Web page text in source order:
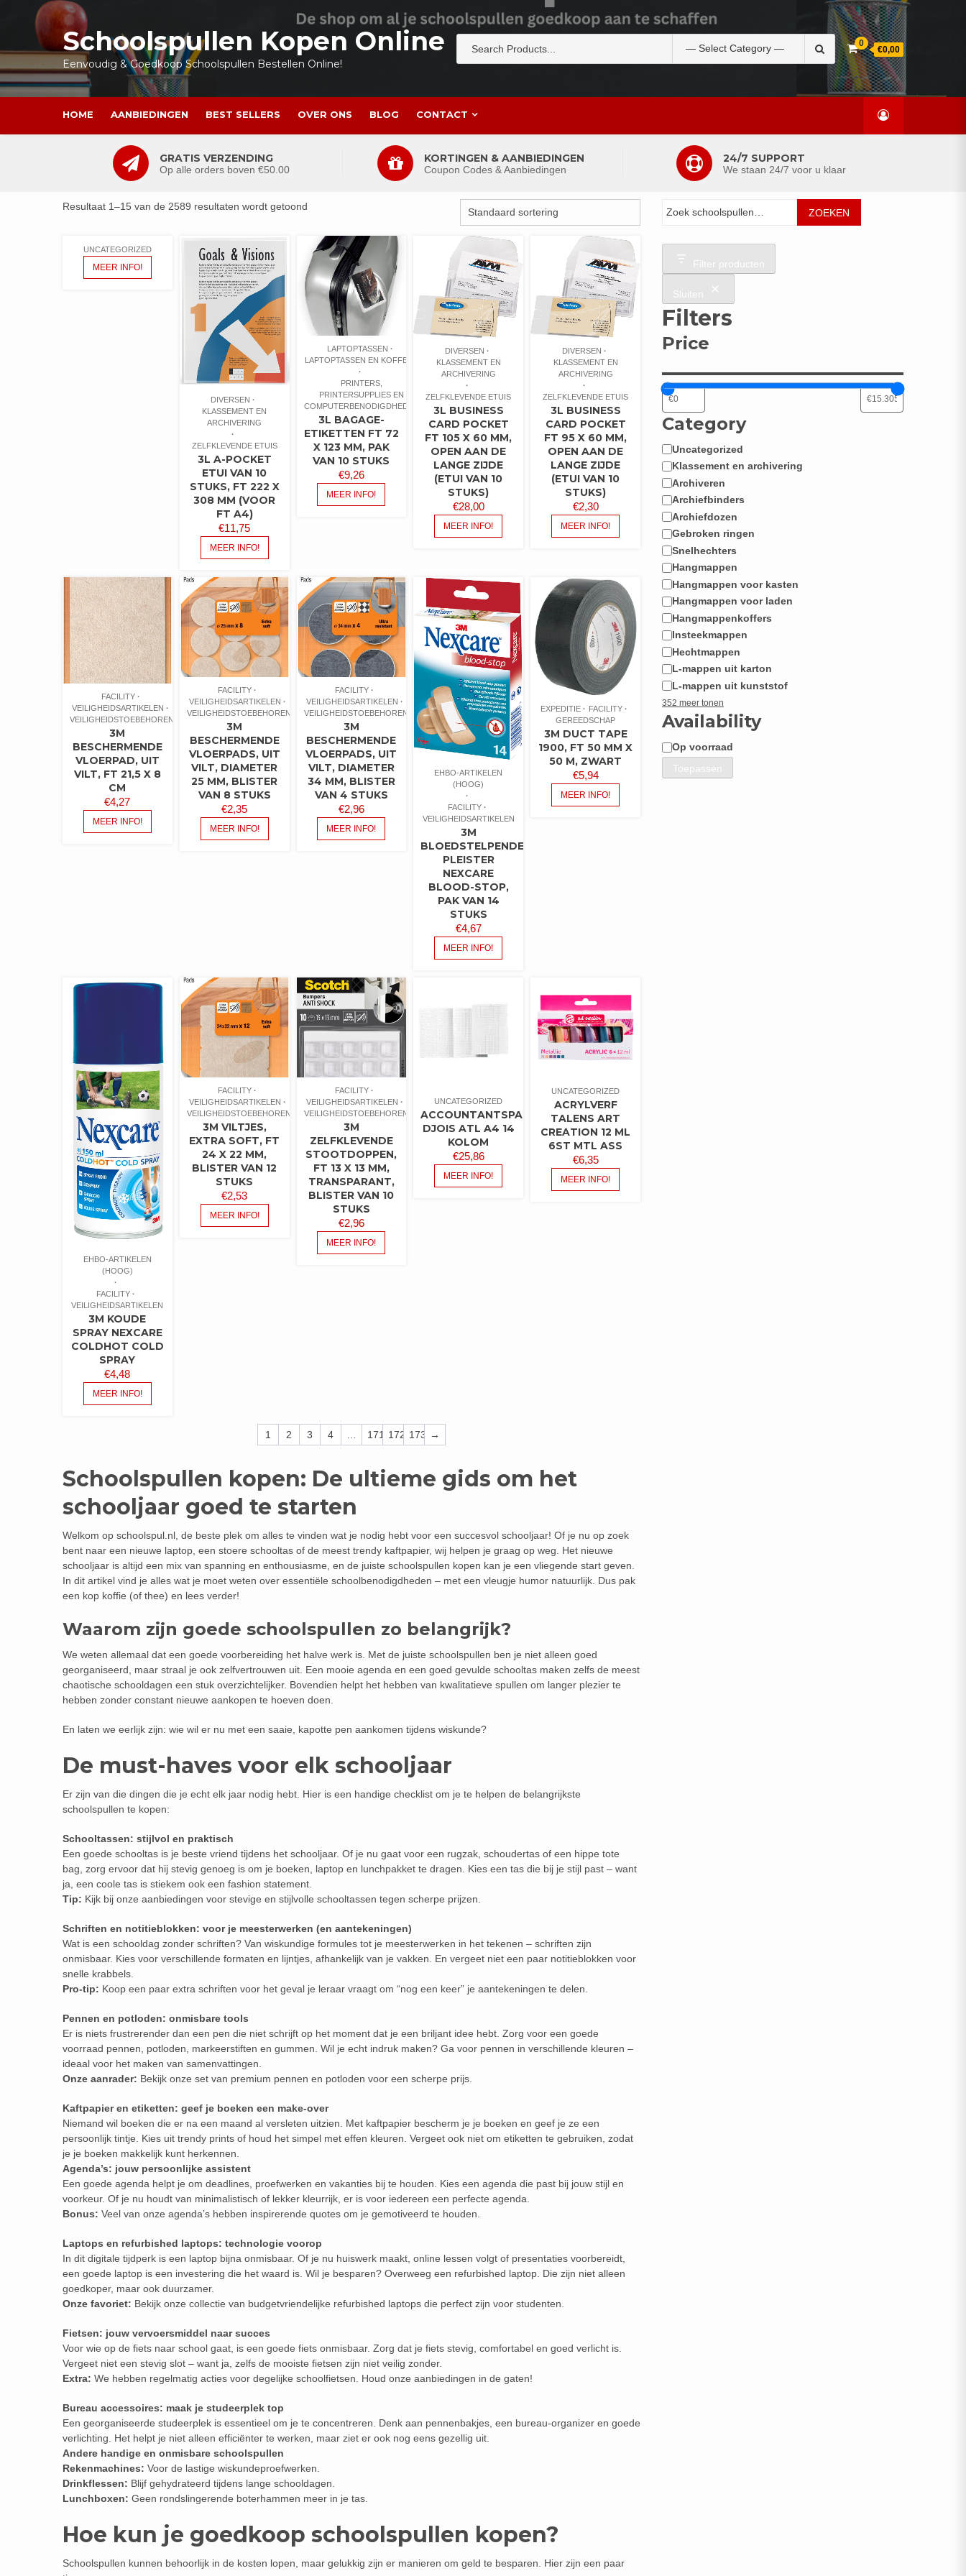
inhoud
Schoolspullen Kopen Online
Eenvoudig & Goedkoop Schoolspullen Bestellen Online!
naar:
0
€0,00
HOME AANBIEDINGEN BEST SELLERS OVER ONS BLOG CONTACT
GRATIS VERZENDING
Op alle orders boven €50.00
KORTINGEN & AANBIEDINGEN
Coupon Codes & Aanbiedingen
24/7 SUPPORT
We staan 24/7 voor u klaar
Resultaat 1–15 van de 2589 resultaten wordt getoond
UNCATEGORIZED
MEER INFO!
DIVERSEN
KLASSEMENT EN
ARCHIVERING
ZELFKLEVENDE ETUIS
3L A-POCKET
ETUI VAN 10
STUKS, FT 222 X
308 MM (VOOR
FT A4)
€11,75
MEER INFO!
LAPTOPTASSEN
LAPTOPTASSEN EN KOFFERS
PRINTERS,
PRINTERSUPPLIES EN
COMPUTERBENODIGDHEDEN
3L BAGAGE-
ETIKETTEN FT 72
X 123 MM, PAK
VAN 10 STUKS
€9,26
MEER INFO!
DIVERSEN
KLASSEMENT EN
ARCHIVERING
ZELFKLEVENDE ETUIS
3L BUSINESS
CARD POCKET
FT 105 X 60 MM,
OPEN AAN DE
LANGE ZIJDE
(ETUI VAN 10
STUKS)
€28,00
MEER INFO!
DIVERSEN
KLASSEMENT EN
ARCHIVERING
ZELFKLEVENDE ETUIS
3L BUSINESS
CARD POCKET
FT 95 X 60 MM,
OPEN AAN DE
LANGE ZIJDE
(ETUI VAN 10
STUKS)
€2,30
MEER INFO!
FACILITY
VEILIGHEIDSARTIKELEN
VEILIGHEIDSTOEBEHOREN
3M
BESCHERMENDE
VLOERPAD, UIT
VILT, FT 21,5 X 8
CM
€4,27
MEER INFO!
FACILITY
VEILIGHEIDSARTIKELEN
VEILIGHEIDSTOEBEHOREN
3M
BESCHERMENDE
VLOERPADS, UIT
VILT, DIAMETER
25 MM, BLISTER
VAN 8 STUKS
€2,35
MEER INFO!
FACILITY
VEILIGHEIDSARTIKELEN
VEILIGHEIDSTOEBEHOREN
3M
BESCHERMENDE
VLOERPADS, UIT
VILT, DIAMETER
34 MM, BLISTER
VAN 4 STUKS
€2,96
MEER INFO!
EHBO-ARTIKELEN
(HOOG)
FACILITY
VEILIGHEIDSARTIKELEN
3M
BLOEDSTELPENDE
PLEISTER
NEXCARE
BLOOD-STOP,
PAK VAN 14
STUKS
€4,67
MEER INFO!
EXPEDITIE
FACILITY
GEREEDSCHAP
3M DUCT TAPE
1900, FT 50 MM X
50 M, ZWART
€5,94
MEER INFO!
EHBO-ARTIKELEN
(HOOG)
FACILITY
VEILIGHEIDSARTIKELEN
3M KOUDE
SPRAY NEXCARE
COLDHOT COLD
SPRAY
€4,48
MEER INFO!
FACILITY
VEILIGHEIDSARTIKELEN
VEILIGHEIDSTOEBEHOREN
3M VILTJES,
EXTRA SOFT, FT
24 X 22 MM,
BLISTER VAN 12
STUKS
€2,53
MEER INFO!
FACILITY
VEILIGHEIDSARTIKELEN
VEILIGHEIDSTOEBEHOREN
3M
ZELFKLEVENDE
STOOTDOPPEN,
FT 13 X 13 MM,
TRANSPARANT,
BLISTER VAN 10
STUKS
€2,96
MEER INFO!
UNCATEGORIZED
ACCOUNTANTSPAPIER
DJOIS ATL A4 14
KOLOM
€25,86
MEER INFO!
UNCATEGORIZED
ACRYLVERF
TALENS ART
CREATION 12 ML
6ST MTL ASS
€6,35
MEER INFO!
1 2 3 4 … 171 172 173 →
Schoolspullen kopen: De ultieme gids om het
schooljaar goed te starten
Welkom op schoolspul.nl, de beste plek om alles te vinden wat je nodig hebt voor een succesvol schooljaar! Of je nu op zoek
bent naar een nieuwe laptop, een stoere schooltas of de meest trendy kaftpapier, wij helpen je graag op weg. Het nieuwe
schooljaar is altijd een mix van spanning en enthousiasme, en de juiste schoolspullen kopen kan je een vliegende start geven.
In dit artikel vind je alles wat je moet weten over essentiële schoolbenodigdheden – met een vleugje humor natuurlijk. Dus pak
een kop koffie (of thee) en lees verder!
Waarom zijn goede schoolspullen zo belangrijk?
We weten allemaal dat een goede voorbereiding het halve werk is. Met de juiste schoolspullen ben je niet alleen goed
georganiseerd, maar straal je ook zelfvertrouwen uit. Een mooie agenda en een goed gevulde schooltas maken zelfs de meest
chaotische schooldagen een stuk overzichtelijker. Bovendien helpt het hebben van kwalitatieve spullen om langer plezier te
hebben zonder constant nieuwe aankopen te hoeven doen.
En laten we eerlijk zijn: wie wil er nu met een saaie, kapotte pen aankomen tijdens wiskunde?
De must-haves voor elk schooljaar
Er zijn van die dingen die je echt elk jaar nodig hebt. Hier is een handige checklist om je te helpen de belangrijkste
schoolspullen te kopen:
Schooltassen: stijlvol en praktisch
Een goede schooltas is je beste vriend tijdens het schooljaar. Of je nu gaat voor een rugzak, schoudertas of een hippe tote
bag, zorg ervoor dat hij stevig genoeg is om je boeken, laptop en lunchpakket te dragen. Kies een tas die bij je stijl past – want
ja, een coole tas is stiekem ook een fashion statement.
Tip: Kijk bij onze aanbiedingen voor stevige en stijlvolle schooltassen tegen scherpe prijzen.
Schriften en notitieblokken: voor je meesterwerken (en aantekeningen)
Wat is een schooldag zonder schriften? Van wiskundige formules tot je meesterwerken in het tekenen – schriften zijn
onmisbaar. Kies voor verschillende formaten en lijntjes, afhankelijk van je vakken. En vergeet niet een paar notitieblokken voor
snelle krabbels.
Pro-tip: Koop een paar extra schriften voor het geval je leraar vraagt om “nog een keer” je aantekeningen te delen.
Pennen en potloden: onmisbare tools
Er is niets frustrerender dan een pen die niet schrijft op het moment dat je een briljant idee hebt. Zorg voor een goede
voorraad pennen, potloden, markeerstiften en gummen. Wil je echt indruk maken? Ga voor pennen in verschillende kleuren –
ideaal voor het maken van samenvattingen.
Onze aanrader: Bekijk onze set van premium pennen en potloden voor een scherpe prijs.
Kaftpapier en etiketten: geef je boeken een make-over
Niemand wil boeken die er na een maand al versleten uitzien. Met kaftpapier bescherm je je boeken en geef je ze een
persoonlijk tintje. Kies uit trendy prints of houd het simpel met effen kleuren. Vergeet ook niet om etiketten te gebruiken, zodat
je je boeken makkelijk kunt herkennen.
Agenda’s: jouw persoonlijke assistent
Een goede agenda helpt je om deadlines, proefwerken en vakanties bij te houden. Kies een agenda die past bij jouw stijl en
voorkeur. Of je nu houdt van minimalistisch of lekker kleurrijk, er is voor iedereen een perfecte agenda.
Bonus: Veel van onze agenda’s hebben inspirerende quotes om je gemotiveerd te houden.
Laptops en refurbished laptops: technologie voorop
In dit digitale tijdperk is een laptop bijna onmisbaar. Of je nu huiswerk maakt, online lessen volgt of presentaties voorbereidt,
een goede laptop is een investering die het waard is. Wil je besparen? Overweeg een refurbished laptop. Die zijn niet alleen
goedkoper, maar ook duurzamer.
Onze favoriet: Bekijk onze collectie van budgetvriendelijke refurbished laptops die perfect zijn voor studenten.
Fietsen: jouw vervoersmiddel naar succes
Voor wie op de fiets naar school gaat, is een goede fiets onmisbaar. Zorg dat je fiets stevig, comfortabel en goed verlicht is.
Vergeet niet een stevig slot – want ja, zelfs de mooiste fietsen zijn niet veilig zonder.
Extra: We hebben regelmatig acties voor degelijke schoolfietsen. Houd onze aanbiedingen in de gaten!
Bureau accessoires: maak je studeerplek top
Een georganiseerde studeerplek is essentieel om je te concentreren. Denk aan pennenbakjes, een bureau-organizer en goede
verlichting. Het helpt je niet alleen efficiënter te werken, maar ziet er ook nog eens gezellig uit.
Andere handige en onmisbare schoolspullen
Rekenmachines: Voor de lastige wiskundeproefwerken.
Drinkflessen: Blijf gehydrateerd tijdens lange schooldagen.
Lunchboxen: Geen rondslingerende boterhammen meer in je tas.
Hoe kun je goedkoop schoolspullen kopen?
Schoolspullen kunnen behoorlijk in de kosten lopen, maar gelukkig zijn er manieren om geld te besparen. Hier zijn een paar
ZOEKEN
Filter producten
Sluiten
Filters
Price
Category
Categorie
Uncategorized
Klassement en archivering
Archiveren
Archiefbinders
Archiefdozen
Gebroken ringen
Snelhechters
Hangmappen
Hangmappen voor kasten
Hangmappen voor laden
Hangmappenkoffers
Insteekmappen
Hechtmappen
L-mappen uit karton
L-mappen uit kunststof
352 meer tonen
Availability
Beschikbaarheid
Op voorraad
Toepassen